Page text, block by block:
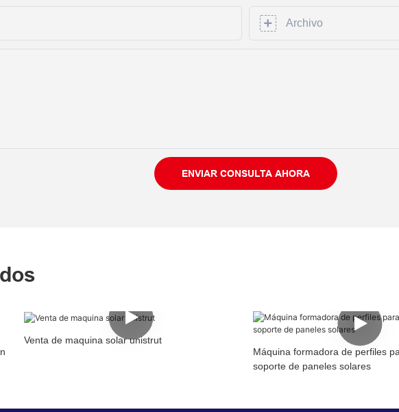
Archivo
ENVIAR CONSULTA AHORA
Venta de maquina solar unistrut
Máquina formadora de perfiles
soporte de paneles solares